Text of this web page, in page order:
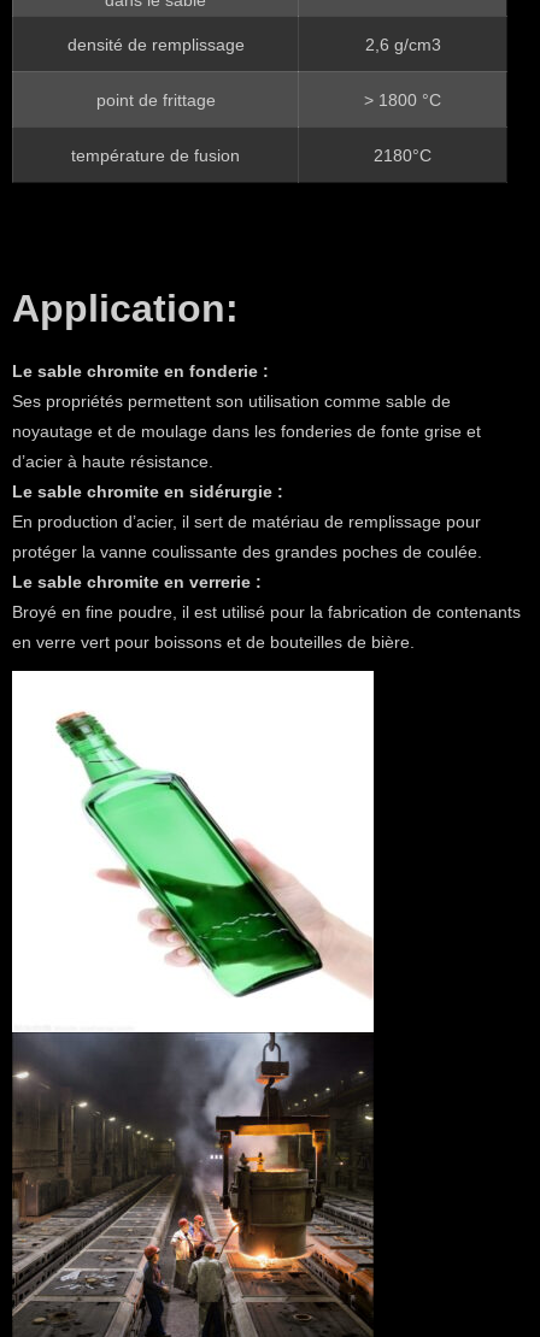
densité de remplissage 2,6 g/cm3
point de frittage > 1800 °C
température de fusion 2180°C
Application:
Le sable chromite en fonderie :
Ses propriétés permettent son utilisation comme sable de
noyautage et de moulage dans les fonderies de fonte grise et
d’acier à haute résistance.
Le sable chromite en sidérurgie :
En production d’acier, il sert de matériau de remplissage pour
protéger la vanne coulissante des grandes poches de coulée.
Le sable chromite en verrerie :
Broyé en fine poudre, il est utilisé pour la fabrication de contenants
en verre vert pour boissons et de bouteilles de bière.